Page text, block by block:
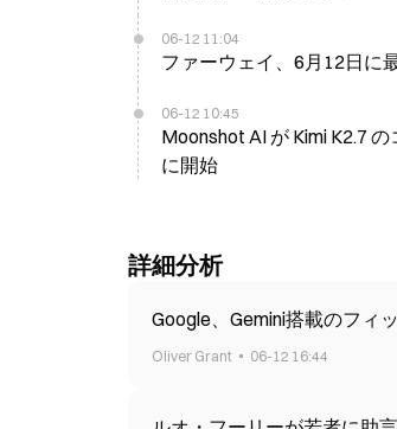
06-12 11:04
ファーウェイ、6月12日に
06-12 10:45
Moonshot AI が Kimi K2.7
に開始
詳細分析
Google、Gemini搭載のフィ
Oliver Grant 06-12 16:44